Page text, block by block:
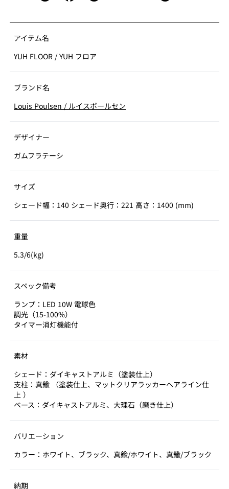
アイテム名
YUH FLOOR / YUH フロア
ブランド名
Louis Poulsen / ルイスポールセン
デザイナー
ガムフラテーシ
サイズ
シェード幅：140 シェード奥行：221 高さ：1400 (mm)
重量
5.3/6(kg)
スペック備考
ランプ：LED 10W 電球色
調光（15-100%）
タイマー消灯機能付
素材
シェード：ダイキャストアルミ（塗装仕上）
支柱：真鍮 （塗装仕上、マットクリアラッカーヘアライン仕
上 ）
ベース：ダイキャストアルミ、大理石（磨き仕上）
バリエーション
カラー：ホワイト、ブラック、真鍮/ホワイト、真鍮/ブラック
納期